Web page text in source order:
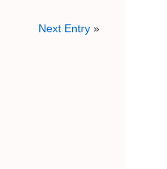
Next Entry »